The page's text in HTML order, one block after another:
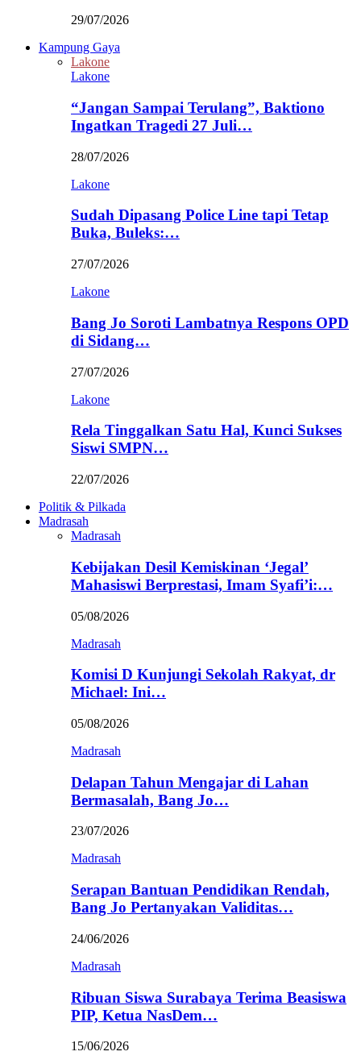
29/07/2026
Kampung Gaya
Lakone
Lakone
“Jangan Sampai Terulang”, Baktiono
Ingatkan Tragedi 27 Juli…
28/07/2026
Lakone
Sudah Dipasang Police Line tapi Tetap
Buka, Buleks:…
27/07/2026
Lakone
Bang Jo Soroti Lambatnya Respons OPD
di Sidang…
27/07/2026
Lakone
Rela Tinggalkan Satu Hal, Kunci Sukses
Siswi SMPN…
22/07/2026
Politik & Pilkada
Madrasah
Madrasah
Kebijakan Desil Kemiskinan ‘Jegal’
Mahasiswi Berprestasi, Imam Syafi’i:…
05/08/2026
Madrasah
Komisi D Kunjungi Sekolah Rakyat, dr
Michael: Ini…
05/08/2026
Madrasah
Delapan Tahun Mengajar di Lahan
Bermasalah, Bang Jo…
23/07/2026
Madrasah
Serapan Bantuan Pendidikan Rendah,
Bang Jo Pertanyakan Validitas…
24/06/2026
Madrasah
Ribuan Siswa Surabaya Terima Beasiswa
PIP, Ketua NasDem…
15/06/2026